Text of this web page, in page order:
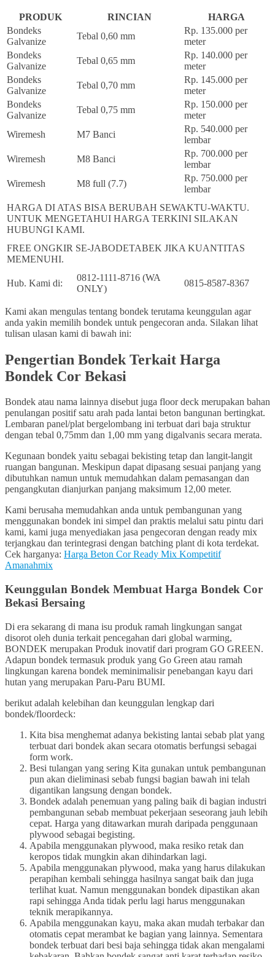
PRODUK RINCIAN
HARGA
Bondeks
Galvanize
Tebal 0,60 mm
Rp. 135.000 per
meter
Bondeks
Galvanize
Tebal 0,65 mm
Rp. 140.000 per
meter
Bondeks
Galvanize
Tebal 0,70 mm
Rp. 145.000 per
meter
Bondeks
Galvanize
Tebal 0,75 mm
Rp. 150.000 per
meter
Wiremesh
M7 Banci
Rp. 540.000 per
lembar
Wiremesh
M8 Banci
Rp. 700.000 per
lembar
Wiremesh
M8 full (7.7)
Rp. 750.000 per
lembar
HARGA DI ATAS BISA BERUBAH SEWAKTU-WAKTU.
UNTUK MENGETAHUI HARGA TERKINI SILAKAN
HUBUNGI KAMI.
FREE ONGKIR SE-JABODETABEK JIKA KUANTITAS
MEMENUHI.
Hub. Kami di:
0812-1111-8716 (WA
ONLY)
0815-8587-8367
Kami akan mengulas tentang bondek terutama keunggulan agar
anda yakin memilih bondek untuk pengecoran anda. Silakan lihat
tulisan ulasan kami di bawah ini:
Pengertian Bondek Terkait Harga
Bondek Cor Bekasi
Bondek atau nama lainnya disebut juga floor deck merupakan bahan
penulangan positif satu arah pada lantai beton bangunan bertingkat.
Lembaran panel/plat bergelombang ini terbuat dari baja struktur
dengan tebal 0,75mm dan 1,00 mm yang digalvanis secara merata.
Kegunaan bondek yaitu sebagai bekisting tetap dan langit-langit
ruangan bangunan. Meskipun dapat dipasang sesuai panjang yang
dibutuhkan namun untuk memudahkan dalam pemasangan dan
pengangkutan dianjurkan panjang maksimum 12,00 meter.
Kami berusaha memudahkan anda untuk pembangunan yang
menggunakan bondek ini simpel dan praktis melalui satu pintu dari
kami, kami juga menyediakan jasa pengecoran dengan ready mix
terjangkau dan terintegrasi dengan batching plant di kota terdekat.
Cek harganya: Harga Beton Cor Ready Mix Kompetitif
Amanahmix
Keunggulan Bondek Membuat Harga Bondek Cor
Bekasi Bersaing
Di era sekarang di mana isu produk ramah lingkungan sangat
disorot oleh dunia terkait pencegahan dari global warming,
BONDEK merupakan Produk inovatif dari program GO GREEN.
Adapun bondek termasuk produk yang Go Green atau ramah
lingkungan karena bondek meminimalisir penebangan kayu dari
hutan yang merupakan Paru-Paru BUMI.
berikut adalah kelebihan dan keunggulan lengkap dari
bondek/floordeck:
Kita bisa menghemat adanya bekisting lantai sebab plat yang
terbuat dari bondek akan secara otomatis berfungsi sebagai
form work.
Besi tulangan yang sering Kita gunakan untuk pembangunan
pun akan dieliminasi sebab fungsi bagian bawah ini telah
digantikan langsung dengan bondek.
Bondek adalah penemuan yang paling baik di bagian industri
pembangunan sebab membuat pekerjaan seseorang jauh lebih
cepat. Harga yang ditawarkan murah daripada penggunaan
plywood sebagai begisting.
Apabila menggunakan plywood, maka resiko retak dan
keropos tidak mungkin akan dihindarkan lagi.
Apabila menggunakan plywood, maka yang harus dilakukan
perapihan kembali sehingga hasilnya sangat baik dan juga
terlihat kuat. Namun menggunakan bondek dipastikan akan
rapi sehingga Anda tidak perlu lagi harus menggunakan
teknik merapikannya.
Apabila menggunakan kayu, maka akan mudah terbakar dan
otomatis cepat merambat ke bagian yang lainnya. Sementara
bondek terbuat dari besi baja sehingga tidak akan mengalami